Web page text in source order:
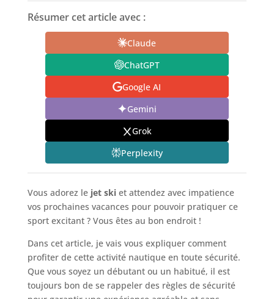
Résumer cet article avec :
Claude
ChatGPT
Google AI
Gemini
Grok
Perplexity
Vous adorez le jet skiet attendez avec impatience
vos prochaines vacances pour pouvoir pratiquer ce
sport excitant ? Vous êtes au bon endroit !
Dans cet article, je vais vous expliquer comment
profiter de cette activité nautique en toute sécurité.
Que vous soyez un débutant ou un habitué, il est
toujours bon de se rappeler des règles de sécurité